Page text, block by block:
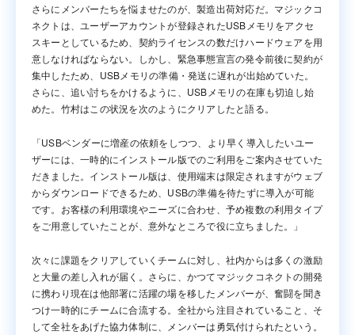
さらにメンバーたちを悩ませたのが、製造出荷対応だ。マジックコ
ネクトは、ユーザーアカウントが登録されたUSBメモリをアクセ
スキーとしているため、契約ライセンスの数だけハードウェアを用
意しなければならない。しかし、緊急事態宣言の発令前後に契約が
集中したため、USBメモリの準備・発送に遅れが出始めていた。
さらに、追い討ちをかけるように、USBメモリの在庫も切迫し始
めた。竹村はこの状況を次のようにクリアしたと語る。
「USBベンダーに増産の依頼をしつつ、より早く導入したいユー
ザーには、一時的にインストール版でのご利用をご案内させていた
だきました。インストール版は、使用端末は限定されますがウェブ
からダウンロードできるため、USBの準備を待たずに導入が可能
です。お客様の利用環境やニーズに合わせ、予め複数の利用タイプ
をご用意していたことが、意外なところで役に立ちました。」
次々に課題をクリアしていくチームに対し、社内からは多くの激励
と大量の差し入れが届く。さらに、かつてマジックコネクトの開発
に携わり現在は他部署に活躍の場を移したメンバーが、奮闘を聞き
つけ一時的にチームに合流する。全社から注目されていること、そ
して全社をあげた協力体制に、メンバーは勇気付けられたという。